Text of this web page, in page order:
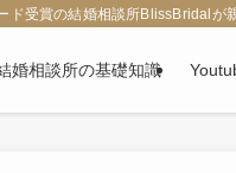
ド受賞の結婚相談所BlissBridalが
婚相談所の基礎知識